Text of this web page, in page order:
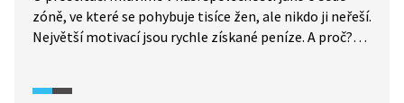
zóně, ve které se pohybuje tisíce žen, ale nikdo ji neřeší.
Největší motivací jsou rychle získané peníze. A proč?
s nouzí. Mnohé z žen tvrdí, že poskytování sexuálních